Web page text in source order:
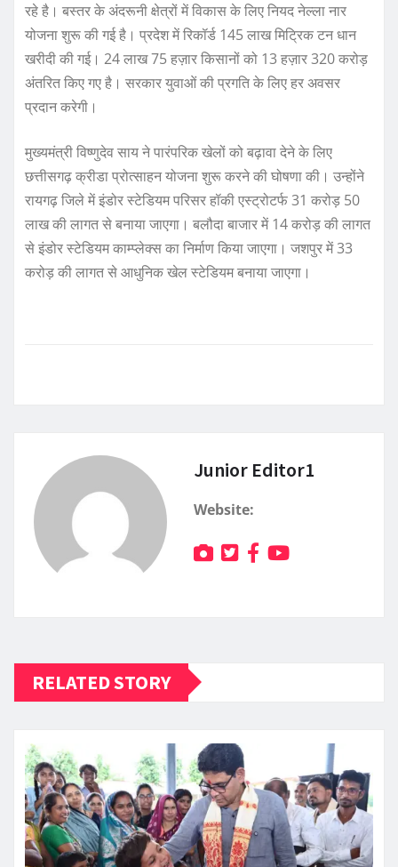
रहे है। बस्तर के अंदरूनी क्षेत्रों में विकास के लिए नियद नेल्ला नार
योजना शुरू की गई है। प्रदेश में रिकॉर्ड 145 लाख मिट्रिक टन धान
खरीदी की गई। 24 लाख 75 हज़ार किसानों को 13 हज़ार 320 करोड़
अंतरित किए गए है। सरकार युवाओं की प्रगति के लिए हर अवसर
प्रदान करेगी।
मुख्यमंत्री विष्णुदेव साय ने पारंपरिक खेलों को बढ़ावा देने के लिए
छत्तीसगढ़ क्रीडा प्रोत्साहन योजना शुरू करने की घोषणा की। उन्होंने
रायगढ़ जिले में इंडोर स्टेडियम परिसर हॉकी एस्ट्रोटर्फ 31 करोड़ 50
लाख की लागत से बनाया जाएगा। बलौदा बाजार में 14 करोड़ की लागत
से इंडोर स्टेडियम काम्प्लेक्स का निर्माण किया जाएगा। जशपुर में 33
करोड़ की लागत से आधुनिक खेल स्टेडियम बनाया जाएगा।
Junior Editor1
Website:
RELATED STORY